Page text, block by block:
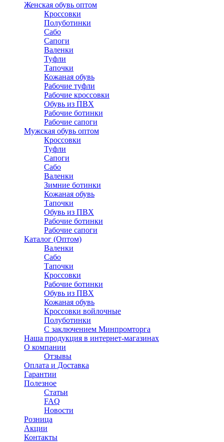
Женская обувь оптом
Кроссовки
Полуботинки
Сабо
Сапоги
Валенки
Туфли
Тапочки
Кожаная обувь
Рабочие туфли
Рабочие кроссовки
Обувь из ПВХ
Рабочие ботинки
Рабочие сапоги
Мужская обувь оптом
Кроссовки
Туфли
Сапоги
Сабо
Валенки
Зимние ботинки
Кожаная обувь
Тапочки
Обувь из ПВХ
Рабочие ботинки
Рабочие сапоги
Каталог (Оптом)
Валенки
Сабо
Тапочки
Кроссовки
Рабочие ботинки
Обувь из ПВХ
Кожаная обувь
Кроссовки войлочные
Полуботинки
C заключением Минпромторга
Наша продукция в интернет-магазинах
О компании
Отзывы
Оплата и Доставка
Гарантии
Полезное
Статьи
FAQ
Новости
Розница
Акции
Контакты